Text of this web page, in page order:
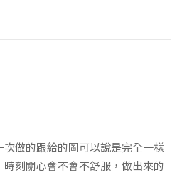
做的跟給的圖可以說是完全一樣
刻關心會不會不舒服，做出來的